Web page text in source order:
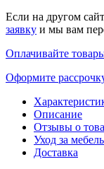
Если на другом
заявку и мы вам
Оплачивайте
Оформите
Описание
Отзывы о
Уход за
Доставка